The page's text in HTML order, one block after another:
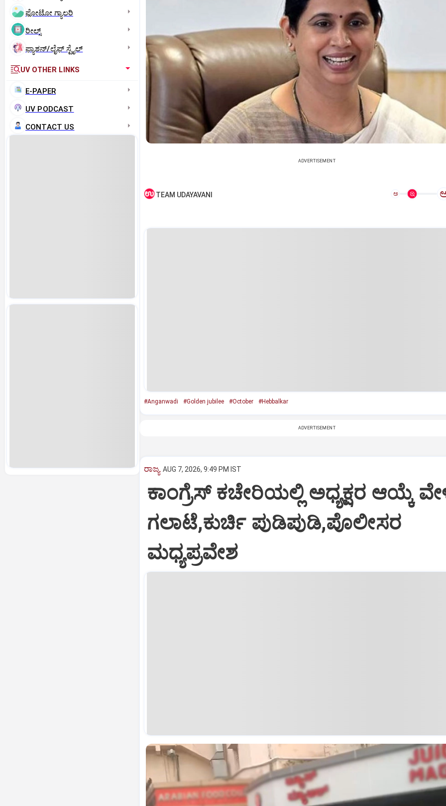
ಫೋಟೋ ಗ್ಯಾಲರಿ
ರೀಲ್ಸ್
ಫ್ಯಾಶನ್/ಲೈಫ್‌ ಸ್ಟೈಲ್
UV OTHER LINKS
E-PAPER
UV PODCAST
CONTACT US
ADVERTISEMENT
TEAM UDAYAVANI ಅ
#Anganwadi #Golden jubilee #October #Hebbalkar
ADVERTISEMENT
ರಾಜ್ಯ AUG 7, 2026, 9:49 PM IST
ಕಾಂಗ್ರೆಸ್ ಕಚೇರಿಯಲ್ಲಿ ಅಧ್ಯಕ್ಷರ ಆಯ್ಕೆ
ಗಲಾಟೆ,ಕುರ್ಚಿ ಪುಡಿಪುಡಿ,ಪೊಲೀಸರ
ಮಧ್ಯಪ್ರವೇಶ